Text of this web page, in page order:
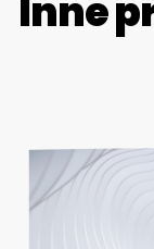
Inne